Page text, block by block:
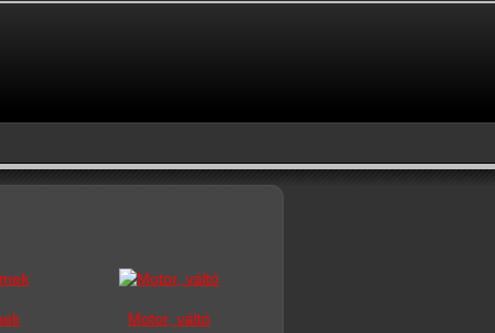
Motor, váltó